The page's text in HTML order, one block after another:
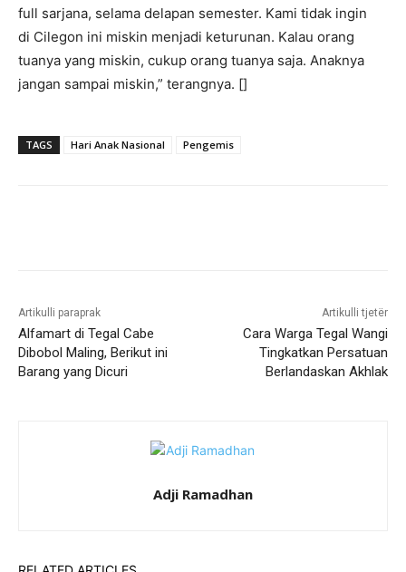
full sarjana, selama delapan semester. Kami tidak ingin
di Cilegon ini miskin menjadi keturunan. Kalau orang
tuanya yang miskin, cukup orang tuanya saja. Anaknya
jangan sampai miskin,” terangnya. []
TAGS Hari Anak Nasional Pengemis
Artikulli paraprak
Alfamart di Tegal Cabe
Dibobol Maling, Berikut ini
Barang yang Dicuri
Artikulli tjetër
Cara Warga Tegal Wangi
Tingkatkan Persatuan
Berlandaskan Akhlak
Adji Ramadhan